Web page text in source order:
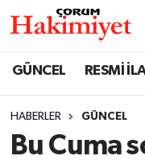
GÜNCEL RESMİ
HABERLER GÜNCEL
Bu Cuma
SAĞLIK
Nöbetçi
Çorum Namaz